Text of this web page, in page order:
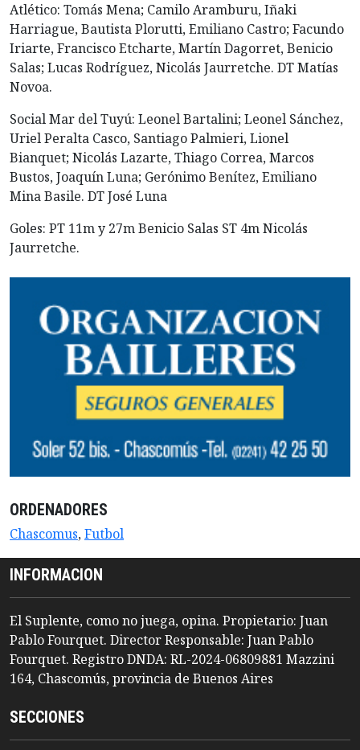
Atlético: Tomás Mena; Camilo Aramburu, Iñaki
Harriague, Bautista Plorutti, Emiliano Castro; Facundo
Iriarte, Francisco Etcharte, Martín Dagorret, Benicio
Salas; Lucas Rodríguez, Nicolás Jaurretche. DT Matías
Novoa.
Social Mar del Tuyú: Leonel Bartalini; Leonel Sánchez,
Uriel Peralta Casco, Santiago Palmieri, Lionel
Bianquet; Nicolás Lazarte, Thiago Correa, Marcos
Bustos, Joaquín Luna; Gerónimo Benítez, Emiliano
Mina Basile. DT José Luna
Goles: PT 11m y 27m Benicio Salas ST 4m Nicolás
Jaurretche.
ORDENADORES
Chascomus,Futbol
INFORMACION
El Suplente, como no juega, opina. Propietario: Juan
Pablo Fourquet. Director Responsable: Juan Pablo
Fourquet. Registro DNDA: RL-2024-06809881 Mazzini
164, Chascomús, provincia de Buenos Aires
SECCIONES